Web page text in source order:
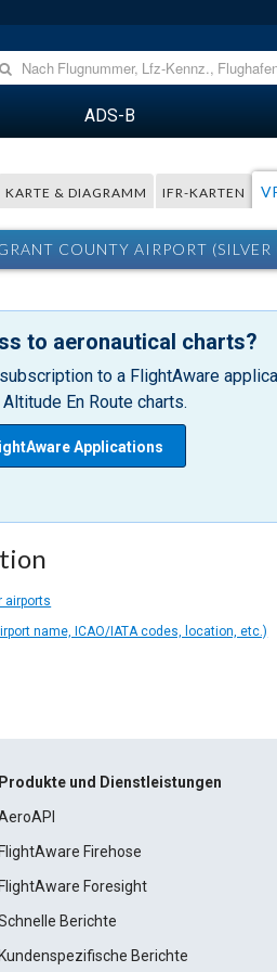
ADS-B
KARTE & DIAGRAMM IFR-KARTEN
COUNTY AIRPORT
to aeronautical charts?
to a FlightAware
En Route charts.
Applications
airports
name, ICAO/IATA codes, location, etc.)
Produkte und Dienstleistungen
FlightAware Firehose
FlightAware Foresight
Berichte
Kundenspezifische Berichte